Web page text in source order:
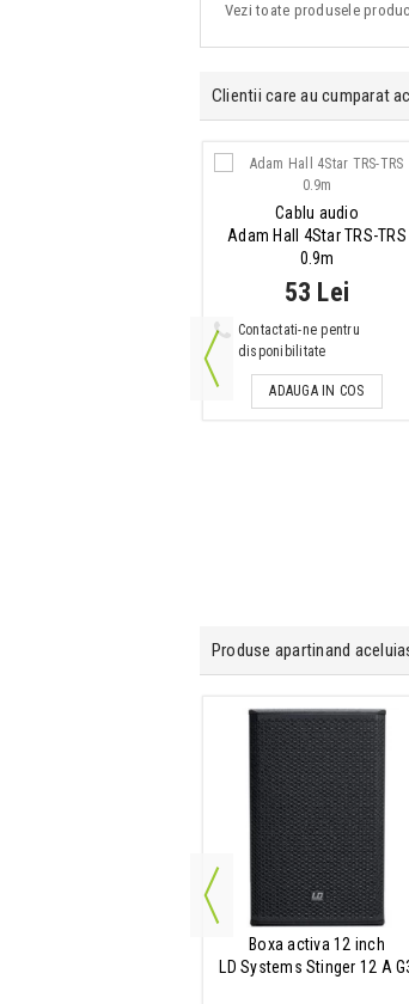
Vezi toate produsele
Clientii care au cumparat
Cablu audio
Adam Hall 4Star TRS-TRS
0.9m
53 Lei
Contactati-ne pentru
disponibilitate
ADAUGA IN COS
Produse apartinand
Boxa activa 12 inch
LD Systems Stinger 12 A